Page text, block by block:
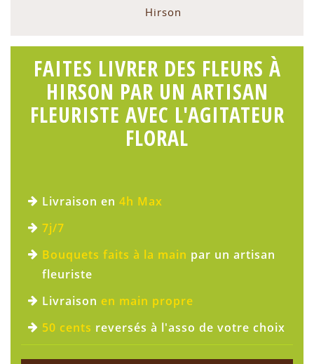
Hirson
FAITES LIVRER DES FLEURS À
HIRSON PAR UN ARTISAN
FLEURISTE AVEC L'AGITATEUR
FLORAL
Livraison en 4h Max
7j/7
Bouquets faits à la main par un artisan
fleuriste
Livraison en main propre
50 cents reversés à l'asso de votre choix